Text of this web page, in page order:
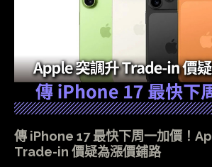
傳 iPhone 17 最快下周一加價！
Trade-in 價疑為漲價鋪路